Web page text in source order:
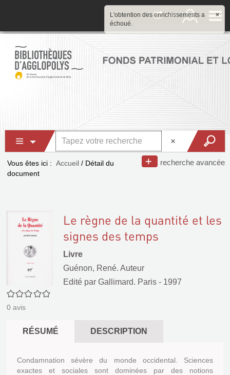
recherche avancée
Vous êtes ici : Accueil / Détail du
document
0/5
0 avis
Le règne de la quantité et les
signes des temps
Livre
Guénon, René. Auteur
Edité par Gallimard. Paris - 1997
RÉSUMÉ DESCRIPTION
Condamnation sévère du monde occidental. Sciences
exactes et sociales sont dominées par des notions
×
L'obtention des enrichissements a
échoué.